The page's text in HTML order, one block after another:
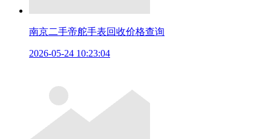
南京二手帝舵手表回收价格查询
2026-05-24 10:23:04